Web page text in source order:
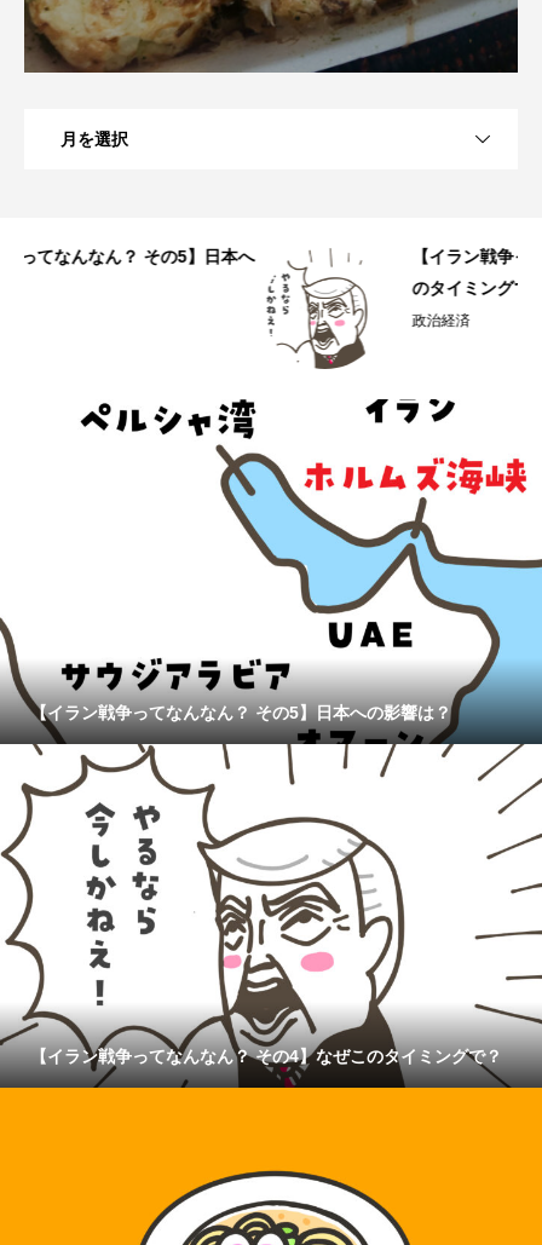
月を選択
【イラン戦争ってなんなん？ その4】なぜこ
のタイミングで？
【イラン戦争ってなんなん？ その5】日本への影響は？
【イラン戦争ってなんなん？ その4】なぜこのタイミングで？